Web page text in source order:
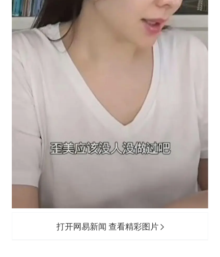
打开网易新闻 查看精彩图片